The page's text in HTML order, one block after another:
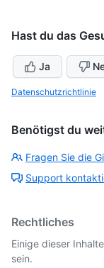
Hast du das
Ja
Datenschutzrichtlinie
Benötigst du
Fragen Sie die
Support
Rechtliches
Einige dieser
sein.